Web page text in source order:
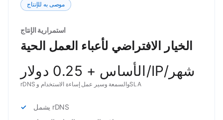
موصى به للإنتاج
استمرارية الإنتاج
الخيار الافتراضي لأعباء العمل الحية
الأساس + 0.25 دولار/IP/شهر
rDNS والسمعة وسير عمل إساءة الاستخدام وSLA
يشمل rDNS